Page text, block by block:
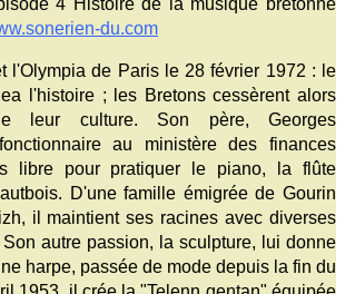
4 Histoire de la musique bretonne
du.com
l'Olympia de Paris le 28 février 1972 : le
l'histoire ; les Bretons cessèrent alors
leur culture. Son père, Georges
au ministère des finances
libre pour pratiquer le piano, la flûte
D'une famille émigrée de Gourin
il maintient ses racines avec diverses
autre passion, la sculpture, lui donne
harpe, passée de mode depuis la fin du